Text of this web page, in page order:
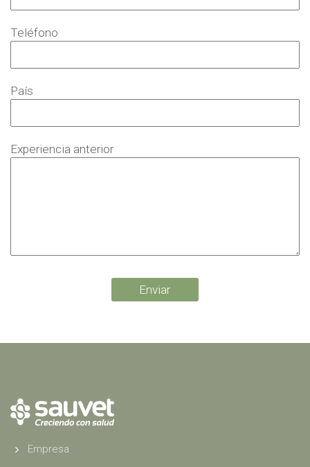
Teléfono
País
Experiencia anterior
Empresa